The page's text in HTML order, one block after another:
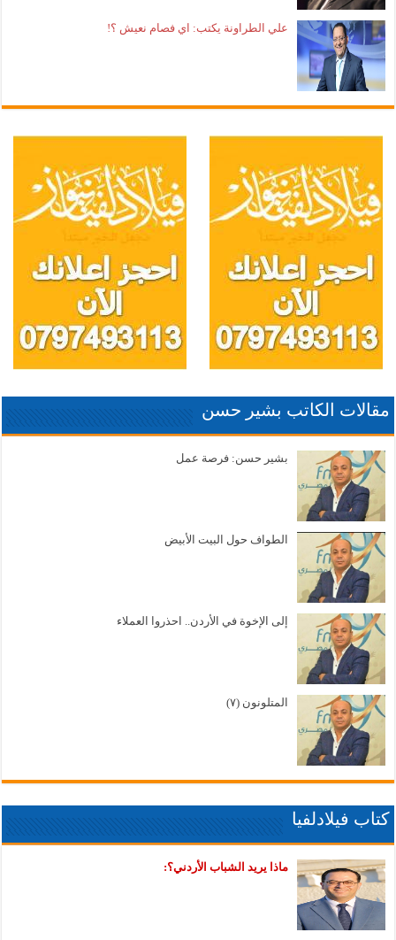
علي الطراونة يكتب: اي فصام نعيش ؟!
مقالات الكاتب بشير حسن
بشير حسن: فرصة عمل
الطواف حول البيت الأبيض
إلى الإخوة في الأردن.. احذروا العملاء
المتلونون (٧)
كتاب فيلادلفيا
ماذا يريد الشباب الأردني؟: